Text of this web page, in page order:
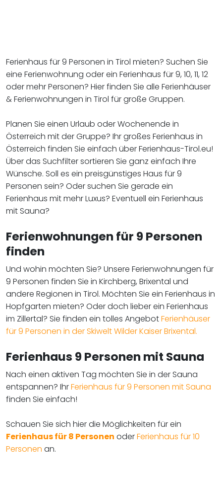
Ferienhaus für 9 Personen in Tirol mieten? Suchen Sie
eine Ferienwohnung oder ein Ferienhaus für 9, 10, 11, 12
oder mehr Personen? Hier finden Sie alle Ferienhäuser
& Ferienwohnungen in Tirol für große Gruppen.
Planen Sie einen Urlaub oder Wochenende in
Österreich mit der Gruppe? Ihr großes Ferienhaus in
Österreich finden Sie einfach über Ferienhaus-Tirol.eu!
Über das Suchfilter sortieren Sie ganz einfach Ihre
Wünsche. Soll es ein preisgünstiges Haus für 9
Personen sein? Oder suchen Sie gerade ein
Ferienhaus mit mehr Luxus? Eventuell ein Ferienhaus
mit Sauna?
Ferienwohnungen für 9 Personen
finden
Und wohin möchten Sie? Unsere Ferienwohnungen für
9 Personen finden Sie in Kirchberg, Brixental und
andere Regionen in Tirol. Möchten Sie ein Ferienhaus in
Hopfgarten mieten? Oder doch lieber ein Ferienhaus
im Zillertal? Sie finden ein tolles AngebotFerienhäuser
für 9 Personen in der Skiwelt Wilder Kaiser Brixental.
Ferienhaus 9 Personen mit Sauna
Nach einen aktiven Tag möchten Sie in der Sauna
entspannen? IhrFerienhaus für 9 Personen mit Sauna
finden Sie einfach!
​​​​​​​Schauen Sie sich hier die Möglichkeiten für ein
Ferienhaus für 8 Personen oderFerienhaus für 10
Personen an.